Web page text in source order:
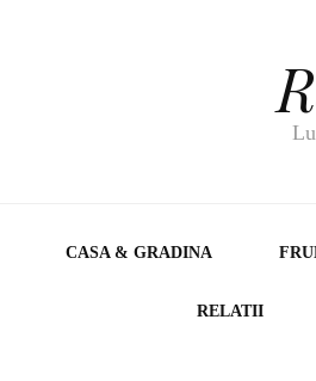
CASA & GRADINA
RELATII